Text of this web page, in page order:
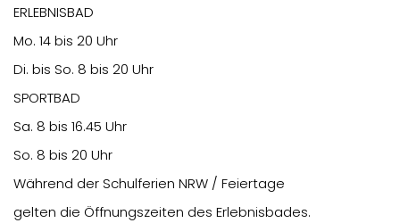
ERLEBNISBAD
Mo. 14 bis 20 Uhr
Di. bis So. 8 bis 20 Uhr
SPORTBAD
Sa. 8 bis 16.45 Uhr
So. 8 bis 20 Uhr
Während der Schulferien NRW / Feiertage
gelten die Öffnungszeiten des Erlebnisbades.